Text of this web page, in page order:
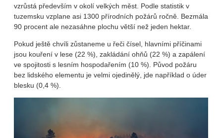
vzrůstá především v okolí velkých měst. Podle statistik v
tuzemsku vzplane asi 1300 přírodních požárů ročně. Bezmála
90 procent ale nezasáhne plochu větší než jeden hektar.
Pokud ještě chvíli zůstaneme u řeči čísel, hlavními příčinami
jsou kouření v lese (22 %), zakládání ohňů (22 %) a zapálení
ve spojitosti s lesním hospodařením (10 %). Původ požáru
bez lidského elementu je velmi ojedinělý, jde například o úder
blesku (0,4 %).